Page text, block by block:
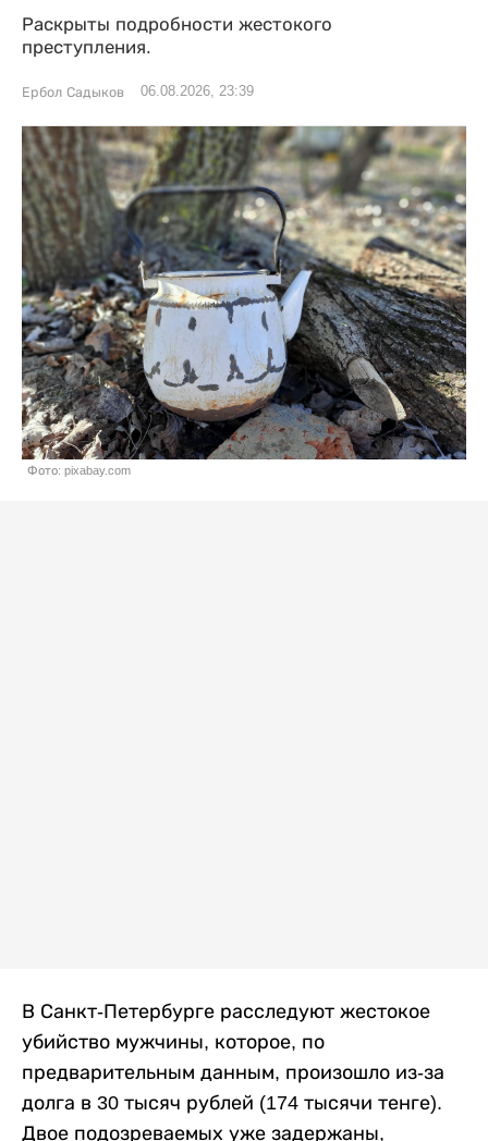
Раскрыты подробности жестокого
преступления.
Ербол Садыков 06.08.2026, 23:39
Фото: pixabay.com
В Санкт-Петербурге расследуют жестокое
убийство мужчины, которое, по
предварительным данным, произошло из-за
долга в 30 тысяч рублей (174 тысячи тенге).
Двое подозреваемых уже задержаны,